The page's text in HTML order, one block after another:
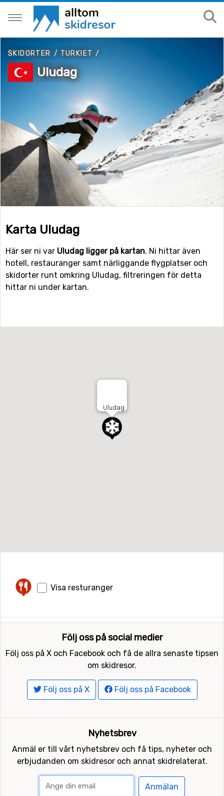
SKIDORTER /TURKIET /
Uludag
Karta Uludag
Här ser ni var Uludag ligger på kartan. Ni hittar även
hotell, restauranger samt närliggande flygplatser och
skidorter runt omkring Uludag, filtreringen för detta
hittar ni under kartan.
Uludag
Visa resturanger
Följ oss på social medier
Följ oss på X och Facebook och få de allra senaste tipsen
om skidresor.
Följ oss på X Följ oss på Facebook
Nyhetsbrev
Anmäl er till vårt nyhetsbrev och få tips, nyheter och
erbjudanden om skidresor och annat skidrelaterat.
Anmälan